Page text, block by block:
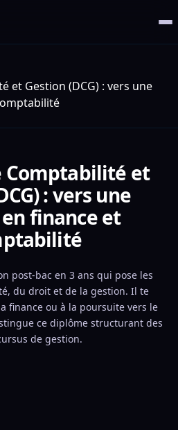
et Gestion (DCG) : vers une
Comptabilité et
: vers une
finance et
post-bac en 3 ans qui pose les
du droit et de la gestion. Il te
finance ou à la poursuite vers le
ce diplôme structurant des
de gestion.